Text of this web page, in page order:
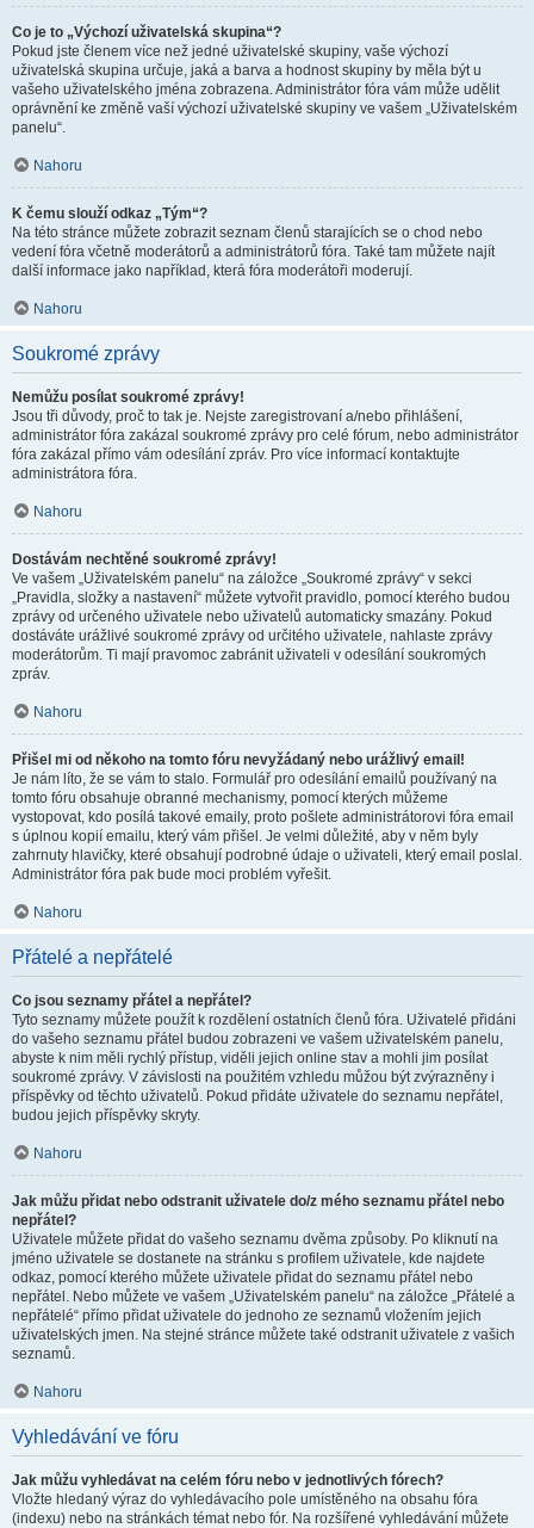
Co je to „Výchozí uživatelská skupina“?
Pokud jste členem více než jedné uživatelské skupiny, vaše výchozí
uživatelská skupina určuje, jaká a barva a hodnost skupiny by měla být u
vašeho uživatelského jména zobrazena. Administrátor fóra vám může udělit
oprávnění ke změně vaší výchozí uživatelské skupiny ve vašem „Uživatelském
panelu“.
Nahoru
K čemu slouží odkaz „Tým“?
Na této stránce můžete zobrazit seznam členů starajících se o chod nebo
vedení fóra včetně moderátorů a administrátorů fóra. Také tam můžete najít
další informace jako například, která fóra moderátoři moderují.
Nahoru
Soukromé zprávy
Nemůžu posílat soukromé zprávy!
Jsou tři důvody, proč to tak je. Nejste zaregistrovaní a/nebo přihlášení,
administrátor fóra zakázal soukromé zprávy pro celé fórum, nebo administrátor
fóra zakázal přímo vám odesílání zpráv. Pro více informací kontaktujte
administrátora fóra.
Nahoru
Dostávám nechtěné soukromé zprávy!
Ve vašem „Uživatelském panelu“ na záložce „Soukromé zprávy“ v sekci
„Pravidla, složky a nastavení“ můžete vytvořit pravidlo, pomocí kterého budou
zprávy od určeného uživatele nebo uživatelů automaticky smazány. Pokud
dostáváte urážlivé soukromé zprávy od určitého uživatele, nahlaste zprávy
moderátorům. Ti mají pravomoc zabránit uživateli v odesílání soukromých
zpráv.
Nahoru
Přišel mi od někoho na tomto fóru nevyžádaný nebo urážlivý email!
Je nám líto, že se vám to stalo. Formulář pro odesílání emailů používaný na
tomto fóru obsahuje obranné mechanismy, pomocí kterých můžeme
vystopovat, kdo posílá takové emaily, proto pošlete administrátorovi fóra email
s úplnou kopií emailu, který vám přišel. Je velmi důležité, aby v něm byly
zahrnuty hlavičky, které obsahují podrobné údaje o uživateli, který email poslal.
Administrátor fóra pak bude moci problém vyřešit.
Nahoru
Přátelé a nepřátelé
Co jsou seznamy přátel a nepřátel?
Tyto seznamy můžete použít k rozdělení ostatních členů fóra. Uživatelé přidáni
do vašeho seznamu přátel budou zobrazeni ve vašem uživatelském panelu,
abyste k nim měli rychlý přístup, viděli jejich online stav a mohli jim posílat
soukromé zprávy. V závislosti na použitém vzhledu můžou být zvýrazněny i
příspěvky od těchto uživatelů. Pokud přidáte uživatele do seznamu nepřátel,
budou jejich příspěvky skryty.
Nahoru
Jak můžu přidat nebo odstranit uživatele do/z mého seznamu přátel nebo
nepřátel?
Uživatele můžete přidat do vašeho seznamu dvěma způsoby. Po kliknutí na
jméno uživatele se dostanete na stránku s profilem uživatele, kde najdete
odkaz, pomocí kterého můžete uživatele přidat do seznamu přátel nebo
nepřátel. Nebo můžete ve vašem „Uživatelském panelu“ na záložce „Přátelé a
nepřátelé“ přímo přidat uživatele do jednoho ze seznamů vložením jejich
uživatelských jmen. Na stejné stránce můžete také odstranit uživatele z vašich
seznamů.
Nahoru
Vyhledávání ve fóru
Jak můžu vyhledávat na celém fóru nebo v jednotlivých fórech?
Vložte hledaný výraz do vyhledávacího pole umístěného na obsahu fóra
(indexu) nebo na stránkách témat nebo fór. Na rozšířené vyhledávání můžete